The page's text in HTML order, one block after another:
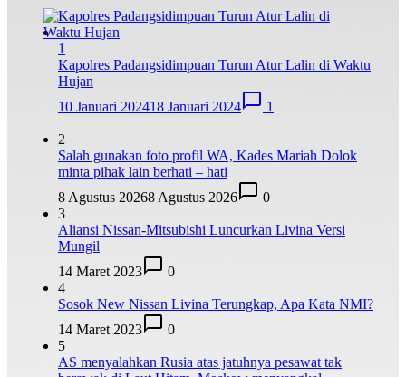
1
Kapolres Padangsidimpuan Turun Atur Lalin di Waktu
Hujan
10 Januari 202418 Januari 2024 1
2
Salah gunakan foto profil WA, Kades Mariah Dolok
minta pihak lain berhati – hati
8 Agustus 20268 Agustus 2026
0
3
Aliansi Nissan-Mitsubishi Luncurkan Livina Versi
Mungil
14 Maret 2023
0
4
Sosok New Nissan Livina Terungkap, Apa Kata NMI?
14 Maret 2023
0
5
AS menyalahkan Rusia atas jatuhnya pesawat tak